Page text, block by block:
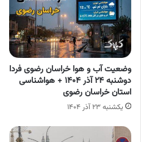
وضعیت آب و هوا خراسان رضوی فردا
دوشنبه ۲۴ آذر ۱۴۰۴ + هواشناسی
استان خراسان رضوی
یکشنبه ۲۳ آذر ۱۴۰۴